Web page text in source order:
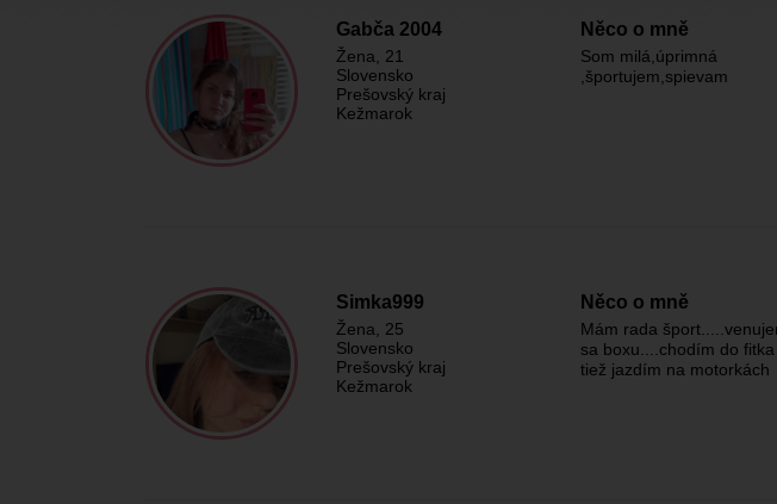
Gabča 2004
Žena , 21
Slovensko
Prešovský kraj
Kežmarok
Něco o mně
Som milá,úprimná
,športujem,spievam
Simka999
Žena , 25
Slovensko
Prešovský kraj
Kežmarok
Něco o mně
Mám rada
sa boxu....chodím do fitka
tiež jazdím na motorkách